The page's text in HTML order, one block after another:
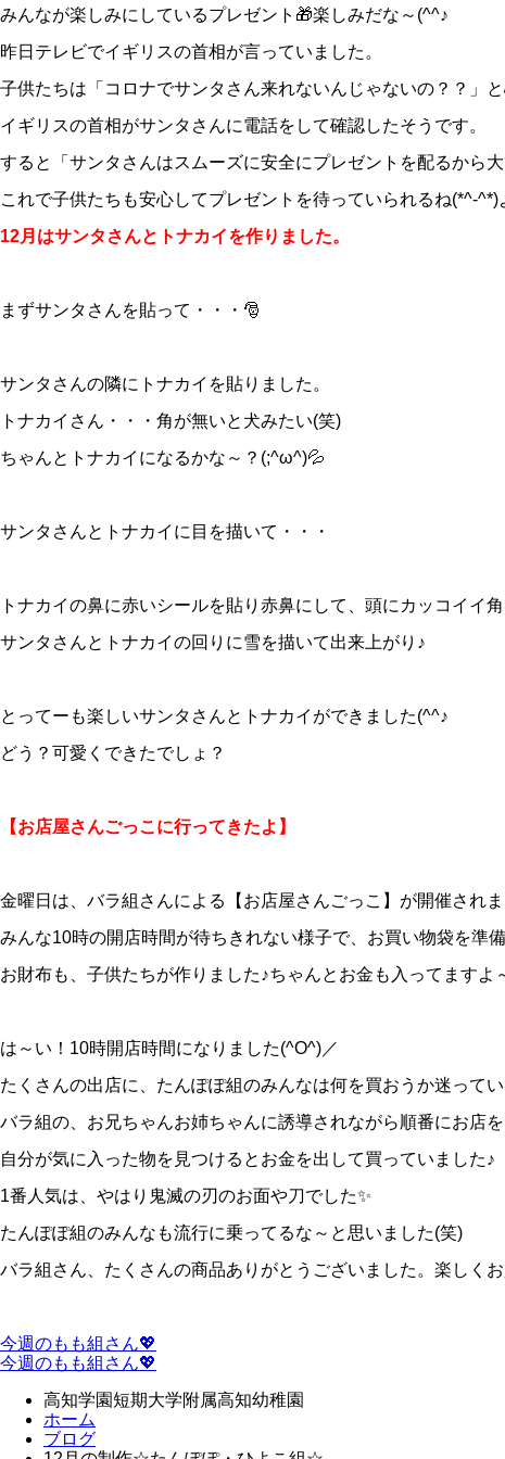
みんなが楽しみにしているプレゼント🎁楽しみだな～(^^♪
昨日テレビでイギリスの首相が言っていました。
子供たちは「コロナでサンタさん来れないんじゃないの？？」
イギリスの首相がサンタさんに電話をして確認したそうです。
すると「サンタさんはスムーズに安全にプレゼントを配るから
これで子供たちも安心してプレゼントを待っていられるね(*^-^*)
12月はサンタさんとトナカイを作りました。
まずサンタさんを貼って・・・🎅
サンタさんの隣にトナカイを貼りました。
トナカイさん・・・角が無いと犬みたい(笑)
ちゃんとトナカイになるかな～？(;^ω^)💦
サンタさんとトナカイに目を描いて・・・
トナカイの鼻に赤いシールを貼り赤鼻にして、頭にカッコイイ
サンタさんとトナカイの回りに雪を描いて出来上がり♪
とってーも楽しいサンタさんとトナカイができました(^^♪
どう？可愛くできたでしょ？
【お店屋さんごっこに行ってきたよ】
金曜日は、バラ組さんによる【お店屋さんごっこ】が開催されま
みんな10時の開店時間が待ちきれない様子で、お買い物袋を準
お財布も、子供たちが作りました♪ちゃんとお金も入ってますよ
は～い！10時開店時間になりました(^O^)／
たくさんの出店に、たんぽぽ組のみんなは何を買おうか迷って
バラ組の、お兄ちゃんお姉ちゃんに誘導されながら順番にお店を
自分が気に入った物を見つけるとお金を出して買っていました♪
1番人気は、やはり鬼滅の刃のお面や刀でした✨
たんぽぽ組のみんなも流行に乗ってるな～と思いました(笑)
バラ組さん、たくさんの商品ありがとうございました。楽しく
今週のもも組さん💖
今週のもも組さん💖
高知学園短期大学附属高知幼稚園
ホーム
ブログ